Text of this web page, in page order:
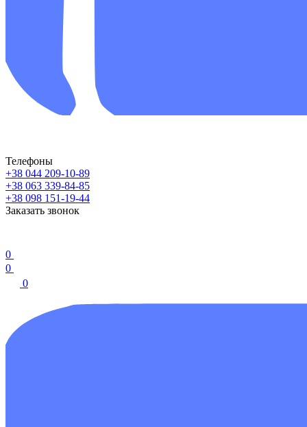
Телефоны
+38 044 209-10-89
+38 063 339-84-85
+38 098 151-19-44
Заказать звонок
0
0
0